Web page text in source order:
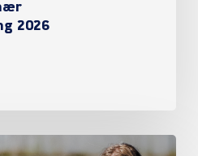
2026